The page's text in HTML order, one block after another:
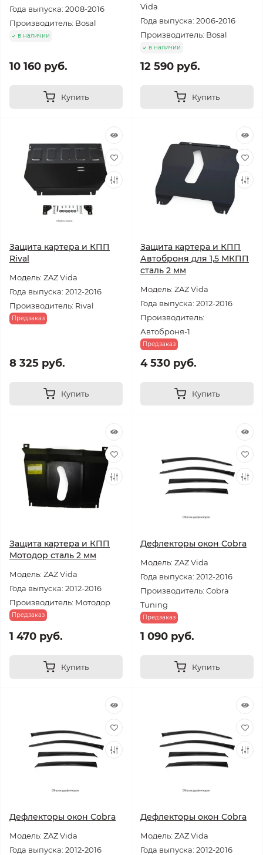
Года выпуска: 2008-2016
Производитель: Bosal
в наличии
10 160 руб.
Купить
Vida
Года выпуска: 2006-2016
Производитель: Bosal
в наличии
12 590 руб.
Купить
Защита картера и КПП
Rival
Модель: ZAZ Vida
Года выпуска: 2012-2016
Производитель: Rival
Предзаказ
8 325 руб.
Купить
Защита картера и КПП
Автоброня для 1,5 МКПП
сталь 2 мм
Модель: ZAZ Vida
Года выпуска: 2012-2016
Производитель:
Автоброня-1
Предзаказ
4 530 руб.
Купить
Защита картера и КПП
Мотодор сталь 2 мм
Модель: ZAZ Vida
Года выпуска: 2012-2016
Производитель: Мотодор
Предзаказ
1 470 руб.
Купить
Дефлекторы окон Cobra
Модель: ZAZ Vida
Года выпуска: 2012-2016
Производитель: Cobra
Tuning
Предзаказ
1 090 руб.
Купить
Дефлекторы окон Cobra
Модель: ZAZ Vida
Года выпуска: 2012-2016
Дефлекторы окон Cobra
Модель: ZAZ Vida
Года выпуска: 2012-2016